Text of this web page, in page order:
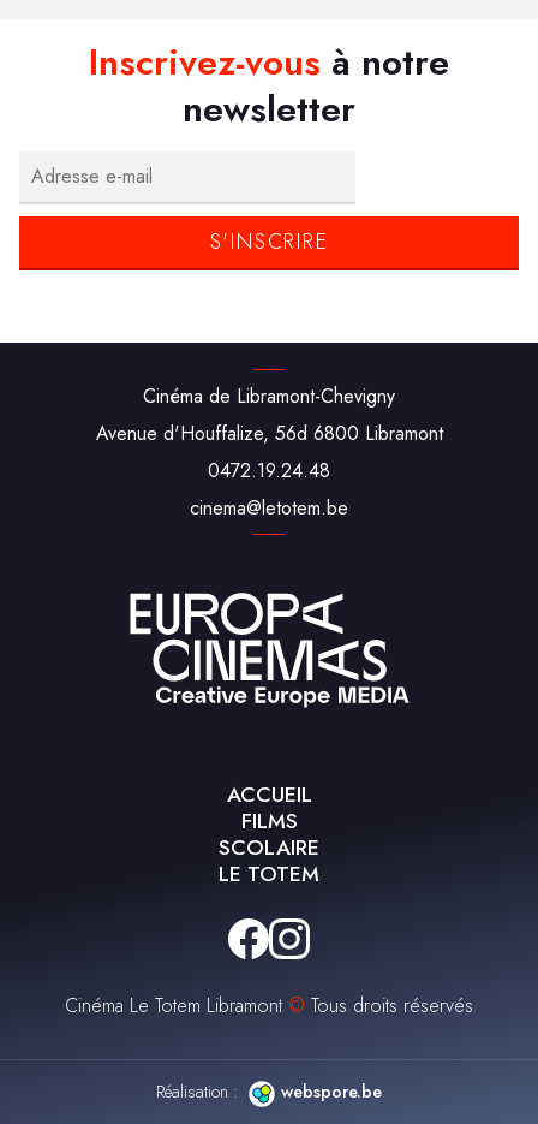
Inscrivez-vous à notre
newsletter
Cinéma de Libramont-Chevigny
Avenue d'Houffalize, 56d 6800 Libramont
0472.19.24.48
cine‌ma‌@‌leto‌tem.be
ACCUEIL
FILMS
SCOLAIRE
LE TOTEM
Cinéma Le Totem Libramont © Tous droits réservés
Réalisation : webspore.be